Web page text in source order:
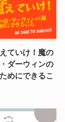
ていけ！魔の
ダーウィンの
めにできるこ